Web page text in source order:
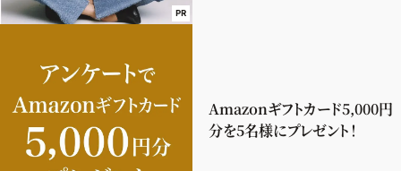
PR
Amazonギフトカード5,000円
分を5名様にプレゼント！